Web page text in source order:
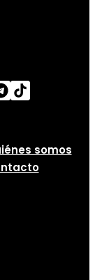
somos